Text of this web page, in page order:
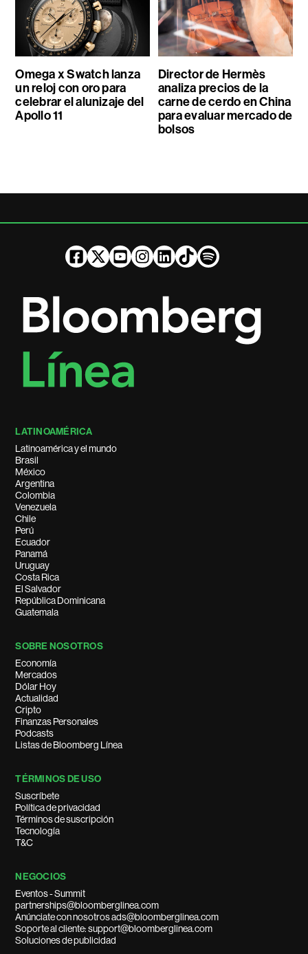
Omega x Swatch lanza
un reloj con oro para
celebrar el alunizaje del
Apollo 11
Director de Hermès
analiza precios de la
carne de cerdo en China
para evaluar mercado de
bolsos
LATINOAMÉRICA
Latinoamérica y el mundo
Brasil
México
Argentina
Colombia
Venezuela
Chile
Perú
Ecuador
Panamá
Uruguay
Costa Rica
El Salvador
República Dominicana
Guatemala
SOBRE NOSOTROS
Economía
Mercados
Dólar Hoy
Actualidad
Cripto
Finanzas Personales
Podcasts
Listas de Bloomberg Línea
TÉRMINOS DE USO
Suscríbete
Política de privacidad
Términos de suscripción
Tecnología
T&C
NEGOCIOS
Eventos - Summit
partnerships@bloomberglinea.com
Anúnciate con nosotros ads@bloomberglinea.com
Soporte al cliente: support@bloomberglinea.com
Soluciones de publicidad